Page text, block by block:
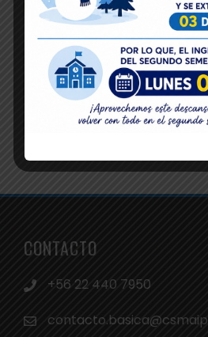
CONTACTO
+56 22 440 7950